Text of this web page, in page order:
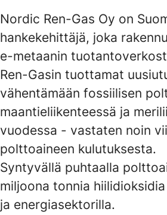
Nordic Ren-Gas Oy on
hankekehittäjä, joka
e-metaanin
Ren-Gasin tuottamat
vähentämään fossiilisen
maantieliikenteessä ja
vuodessa - vastaten noin
polttoaineen kulutuksesta.
Syntyvällä puhtaalla
miljoona tonnia
ja energiasektorilla.